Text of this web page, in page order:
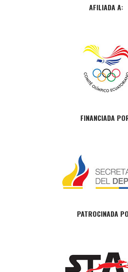
AFILIADA A:
FINANCIADA
PATROCINADA